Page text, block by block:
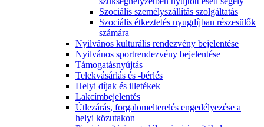
Szociális személyszállítás szolgáltatás
Szociális étkeztetés nyugdíjban részesülők
számára
Nyilvános kulturális rendezvény bejelentése
Nyilvános sportrendezvény bejelentése
Támogatásnyújtás
Telekvásárlás és -bérlés
Helyi díjak és illetékek
Lakcímbejelentés
Útlezárás, forgalomelterelés engedélyezése a
helyi közutakon